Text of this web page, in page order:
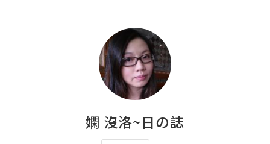
嫻 沒洛~日の誌